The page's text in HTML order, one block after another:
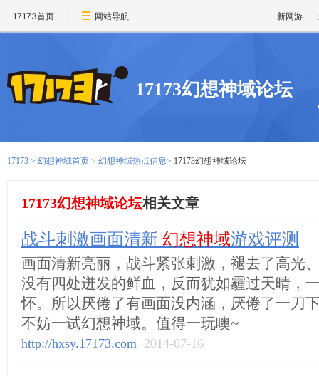
17173首页 网站导航 新网游
17173幻想神域论坛
17173 > 幻想神域首页 > 幻想神域热点信息> 17173幻想神域论坛
17173幻想神域论坛相关文章
战斗刺激画面清新 幻想神域游戏评测
画面清新亮丽，战斗紧张刺激，褪去了高光
没有四处迸发的鲜血，反而犹如霾过天晴，
怀。所以厌倦了有画面没内涵，厌倦了一刀
不妨一试幻想神域。值得一玩噢~
http://hxsy.17173.com 2014-07-16